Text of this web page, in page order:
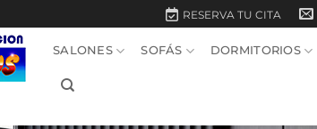
RESERVA TU CITA
SALONES SOFÁS DORMITORIOS